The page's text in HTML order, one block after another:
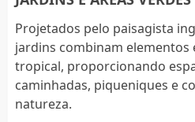
Projetados pelo paisagista
jardins combinam elementos
tropical, proporcionando
caminhadas, piqueniques e
natureza.